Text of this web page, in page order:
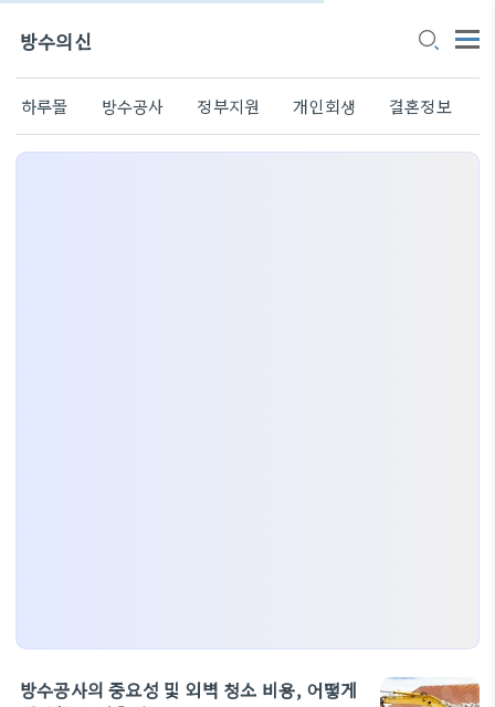
방수의신
하루몰 방수공사 정부지원 개인회생 결혼정보
방수공사의 중요성 및 외벽 청소 비용, 어떻게